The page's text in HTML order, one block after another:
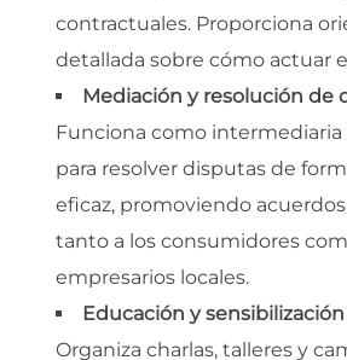
contractuales. Proporciona
detallada sobre cómo actuar
Mediación y resolución de
Funciona como intermediaria
para resolver disputas de
eficaz, promoviendo
tanto a los consumidores
empresarios locales.
Educación y
Organiza charlas, talleres y